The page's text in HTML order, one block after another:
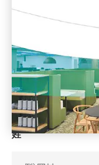
資料ダウンロード
以下のフォームより
いに同意して進む」ボ
姓